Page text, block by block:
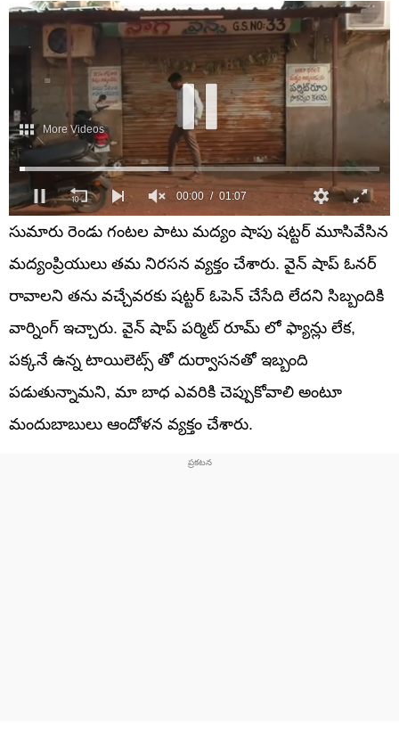
సుమారు రెండు గంటల పాటు మద్యం షాపు షట్టర్ మూసివేసిన
మద్యంప్రియులు తమ నిరసన వ్యక్తం చేశారు. వైన్ షాప్ ఓనర్
రావాలని తను వచ్చేవరకు షట్టర్ ఓపెన్ చేసేది లేదని సిబ్బందికి
వార్నింగ్ ఇచ్చారు. వైన్ షాప్ పర్మిట్ రూమ్ లో ఫ్యాన్లు లేక,
పక్కనే ఉన్న టాయిలెట్స్ తో దుర్వాసనతో ఇబ్బంది
పడుతున్నామని, మా బాధ ఎవరికి చెప్పుకోవాలి అంటూ
మందుబాబులు ఆందోళన వ్యక్తం చేశారు.